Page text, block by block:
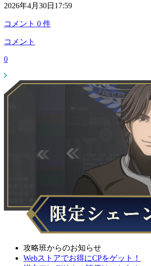
2026年4月30日17:59
コメント 0 件
コメント
0
攻略班からのお知らせ
Webストアでお得にCPをゲット！